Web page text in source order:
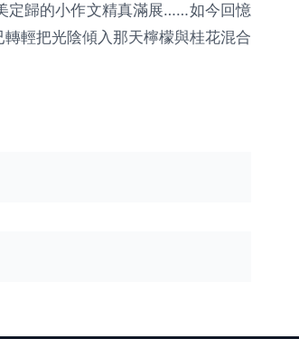
定歸的小作文精真滿展……如今回憶
輕把光陰傾入那天檸檬與桂花混合